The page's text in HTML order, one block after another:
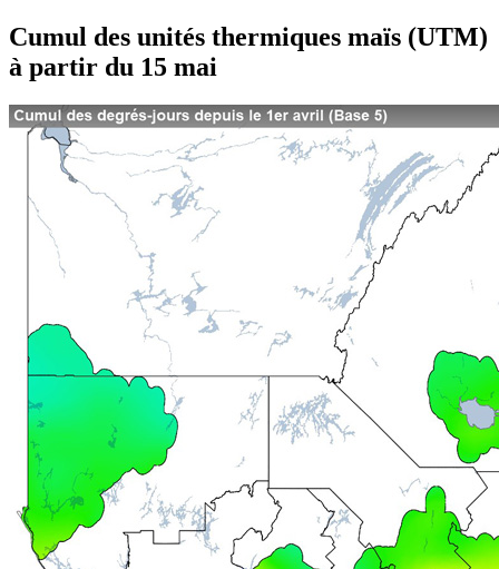
Cumul des unités thermiques maïs (UTM)
à partir du 15 mai